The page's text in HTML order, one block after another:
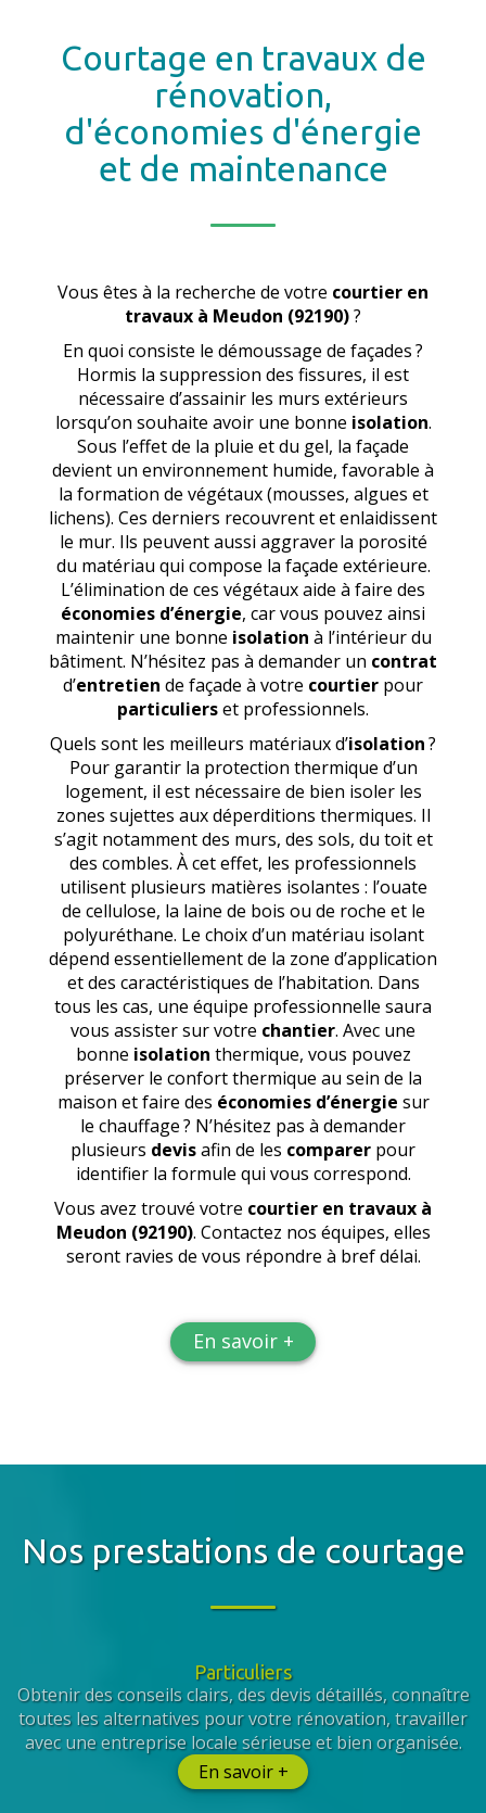
Courtage en travaux de
rénovation,
d'économies d'énergie
et de maintenance
Vous êtes à la recherche de votre courtier en
travaux à Meudon (92190)?
En quoi consiste le démoussage de façades ?
Hormis la suppression des fissures, il est
nécessaire d’assainir les murs extérieurs
lorsqu’on souhaite avoir une bonne isolation.
Sous l’effet de la pluie et du gel, la façade
devient un environnement humide, favorable à
la formation de végétaux (mousses, algues et
lichens). Ces derniers recouvrent et enlaidissent
le mur. Ils peuvent aussi aggraver la porosité
du matériau qui compose la façade extérieure.
L’élimination de ces végétaux aide à faire des
économies d’énergie, car vous pouvez ainsi
maintenir une bonne isolation à l’intérieur du
bâtiment. N’hésitez pas à demander un contrat
d’entretien de façade à votre courtier pour
particulierset professionnels.
Quels sont les meilleurs matériaux d’isolation?
Pour garantir la protection thermique d’un
logement, il est nécessaire de bien isoler les
zones sujettes aux déperditions thermiques. Il
s’agit notamment des murs, des sols, du toit et
des combles. À cet effet, les professionnels
utilisent plusieurs matières isolantes : l’ouate
de cellulose, la laine de bois ou de roche et le
polyuréthane. Le choix d’un matériau isolant
dépend essentiellement de la zone d’application
et des caractéristiques de l’habitation. Dans
tous les cas, une équipe professionnelle saura
vous assister sur votre chantier. Avec une
bonne isolation thermique, vous pouvez
préserver le confort thermique au sein de la
maison et faire des économies d’énergie sur
le chauffage ? N’hésitez pas à demander
plusieurs devisafin de les comparer pour
identifier la formule qui vous correspond.
Vous avez trouvé votre courtier en travaux à
Meudon (92190). Contactez nos équipes, elles
seront ravies de vous répondre à bref délai.
En savoir +
Nos prestations de courtage
Particuliers
Obtenir des conseils clairs, des devis détaillés, connaître
toutes les alternatives pour votre rénovation, travailler
avec une entreprise locale sérieuse et bien organisée.
En savoir +